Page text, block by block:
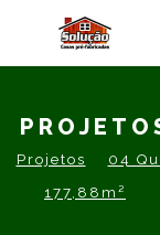
Projetos
04
177,88m²